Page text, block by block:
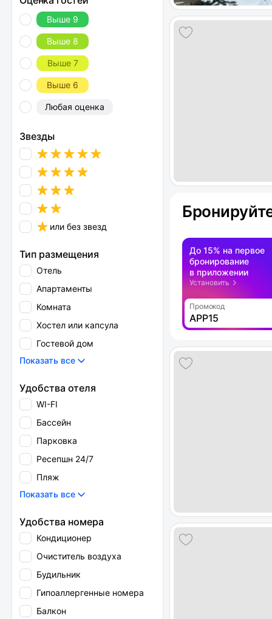
Выше 9
Выше 8
Выше 7
Выше 6
Любая оценка
Звезды
или без звезд
Тип размещения
Отель
Апартаменты
Комната
Хостел или капсула
Гостевой дом
Показать все
Удобства отеля
WI-FI
Бассейн
Парковка
Ресепшн 24/7
Пляж
Показать все
Удобства номера
Кондиционер
Очиститель воздуха
Будильник
Гипоаллергенные номера
Балкон
До 15% на первое
бронирование
в приложении
Установить
Промокод
APP15